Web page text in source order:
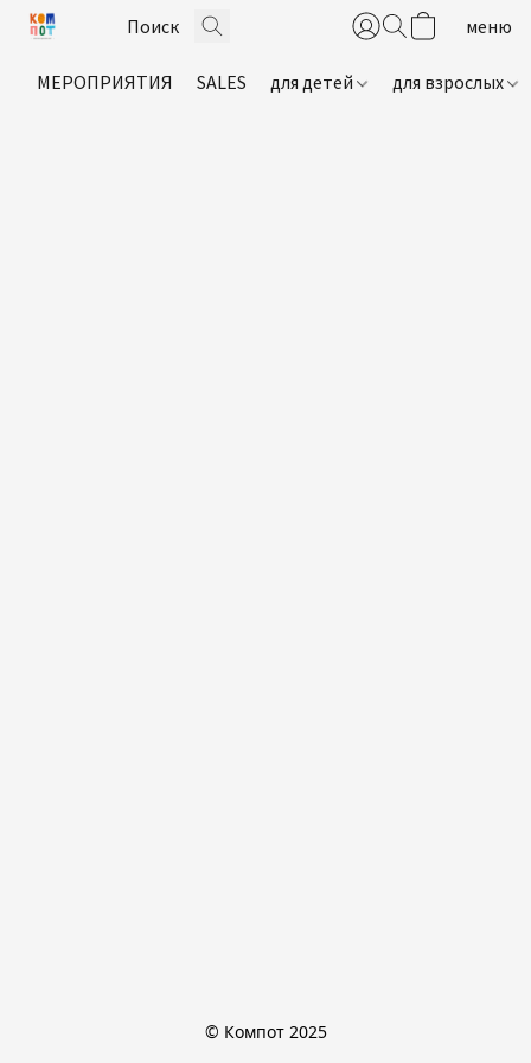
МЕРОПРИЯТИЯ SALES для детей для взрослых
© Компот 2025